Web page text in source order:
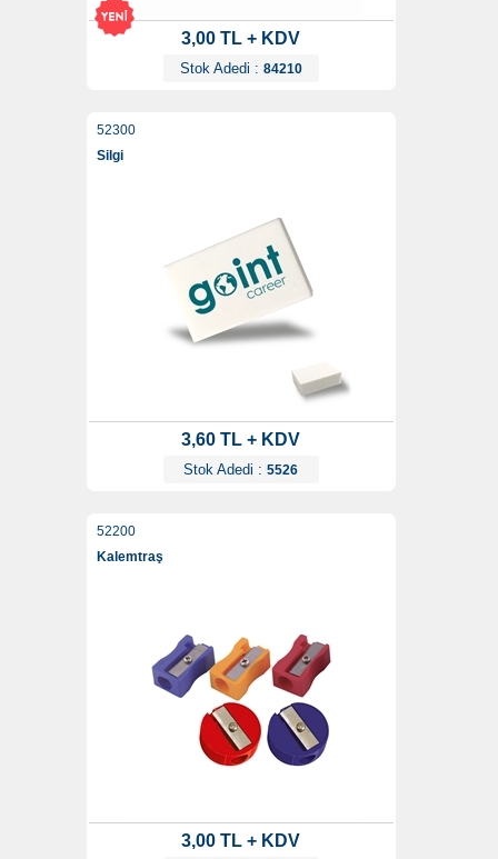
3,00 TL + KDV
Stok Adedi : 84210
52300
Silgi
3,60 TL + KDV
Stok Adedi : 5526
52200
Kalemtraş
3,00 TL + KDV